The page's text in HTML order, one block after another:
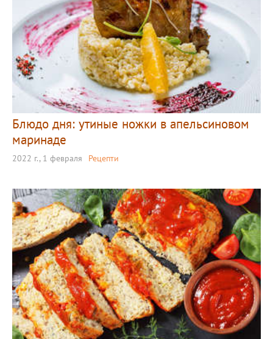
Блюдо дня: утиные ножки в апельсиновом
маринаде
2022 г., 1 февраля Рецепти